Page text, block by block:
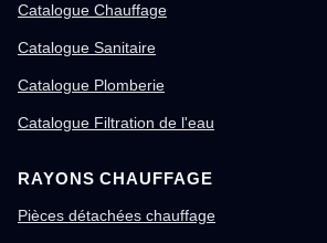
Catalogue Chauffage
Catalogue Sanitaire
Catalogue Plomberie
Catalogue Filtration de l'eau
RAYONS CHAUFFAGE
Pièces détachées chauffage